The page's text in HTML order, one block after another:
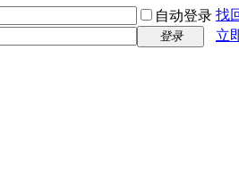
自动登录 找
登录
立